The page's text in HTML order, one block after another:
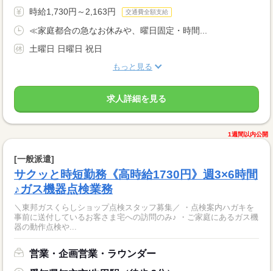
時給1,730円～2,163円 交通費全額支給
≪家庭都合の急なお休みや、曜日固定・時間...
土曜日 日曜日 祝日
もっと見る
求人詳細を見る
1週間以内公開
[一般派遣]
サクッと時短勤務《高時給1730円》週3×6時間
♪ガス機器点検業務
＼東邦ガスくらしショップ点検スタッフ募集／ ・点検案内ハガキを
事前に送付しているお客さま宅への訪問のみ♪ ・ご家庭にあるガス機
器の動作点検や...
営業・企画営業・ラウンダー